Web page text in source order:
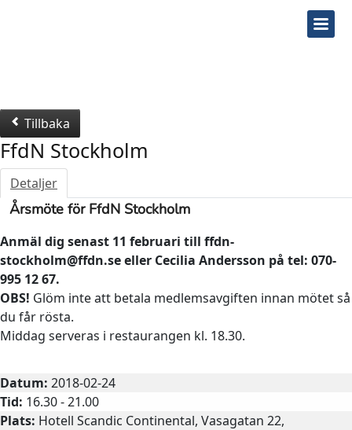
Tillbaka
FfdN Stockholm
Detaljer
Årsmöte för FfdN Stockholm
Anmäl dig senast 11 februari till ffdn-
stockholm@ffdn.se eller Cecilia Andersson på tel: 070-
995 12 67.
OBS! Glöm inte att betala medlemsavgiften innan mötet så
du får rösta.
Middag serveras i restaurangen kl. 18.30.
Datum: 2018-02-24
Tid: 16.30 - 21.00
Plats: Hotell Scandic Continental, Vasagatan 22,